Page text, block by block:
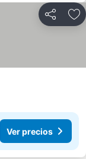
Compartir
Ver precios